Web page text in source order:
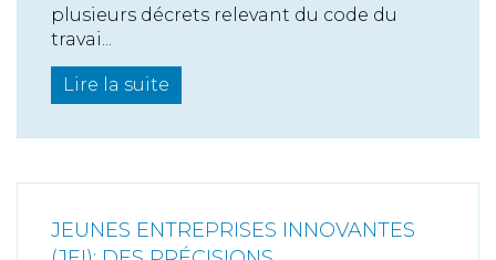
plusieurs décrets relevant du code du
travai...
Lire la suite
JEUNES ENTREPRISES INNOVANTES